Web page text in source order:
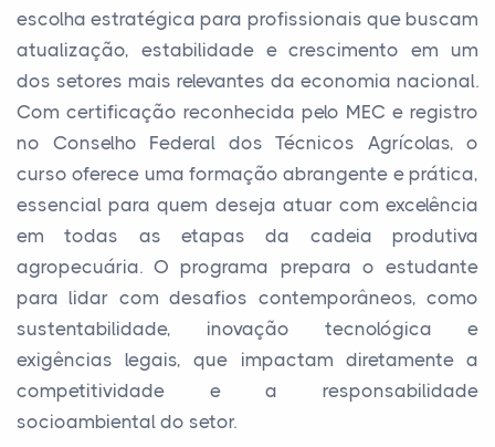
escolha estratégica para profissionais que buscam
atualização, estabilidade e crescimento em um
dos setores mais relevantes da economia nacional.
Com certificação reconhecida pelo MEC e registro
no Conselho Federal dos Técnicos Agrícolas, o
curso oferece uma formação abrangente e prática,
essencial para quem deseja atuar com excelência
em todas as etapas da cadeia produtiva
agropecuária. O programa prepara o estudante
para lidar com desafios contemporâneos, como
sustentabilidade, inovação tecnológica e
exigências legais, que impactam diretamente a
competitividade e a responsabilidade
socioambiental do setor.